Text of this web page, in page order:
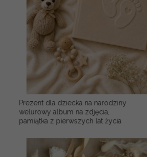
Prezent dla dziecka na narodziny
welurowy album na zdjęcia,
pamiątka z pierwszych lat życia